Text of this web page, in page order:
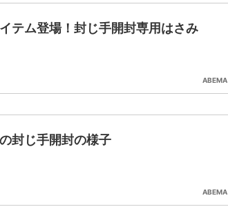
イテム登場！封じ手開封専用はさみ
ABEMA
封じ手開封の様子
ABEMA